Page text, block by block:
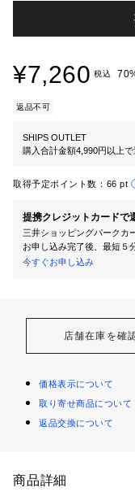
¥7,260 税込
返品不可
SHIPS OUTLET
購入合計金額4,990円以上
取得予定ポイント数： 66 pt
提携クレジットカードで
三井ショッピングパークカ
お申し込み完了後、最短５
今すぐお申し込み
店舗在庫を確
価格表示について
取り寄せ商品について
返品交換について
商品詳細